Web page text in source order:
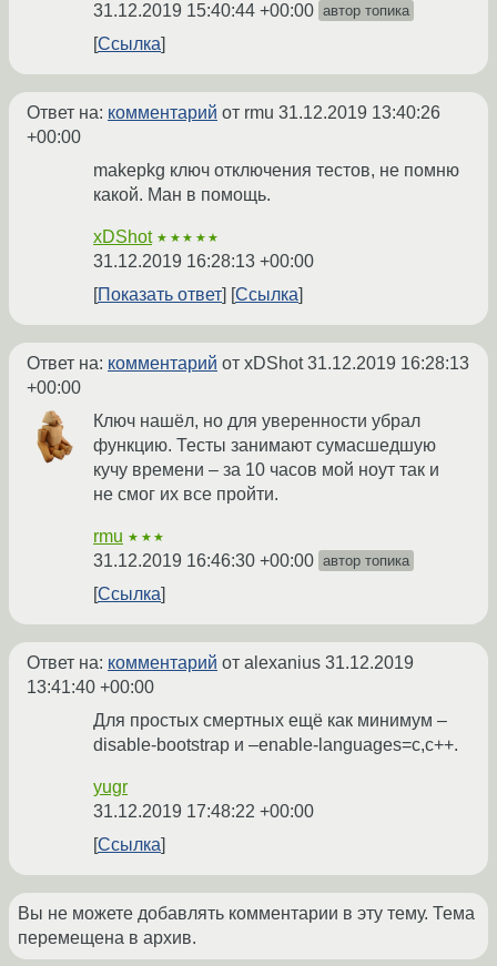
31.12.2019 15:40:44 +00:00 автор топика
Ссылка
Ответ на: комментарий от rmu 31.12.2019 13:40:26
+00:00
makepkg ключ отключения тестов, не помню
какой. Ман в помощь.
xDShot ★★★★★
31.12.2019 16:28:13 +00:00
Показать ответ
Ссылка
Ответ на: комментарий от xDShot31.12.2019 16:28:13
+00:00
Ключ нашёл, но для уверенности убрал
функцию. Тесты занимают сумасшедшую
кучу времени – за 10 часов мой ноут так и
не смог их все пройти.
rmu ★★★
31.12.2019 16:46:30 +00:00 автор топика
Ссылка
Ответ на: комментарий от alexanius 31.12.2019
13:41:40 +00:00
Для простых смертных ещё как минимум –
disable-bootstrap и –enable-languages=c,c++.
yugr
31.12.2019 17:48:22 +00:00
Ссылка
Вы не можете добавлять комментарии в эту тему. Тема
перемещена в архив.